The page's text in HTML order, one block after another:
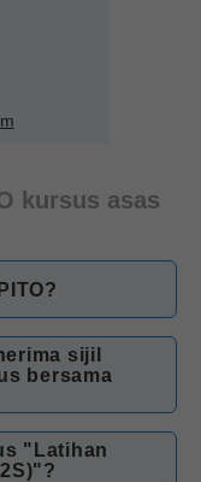
kursus asas
sijil
bersama
"Latihan